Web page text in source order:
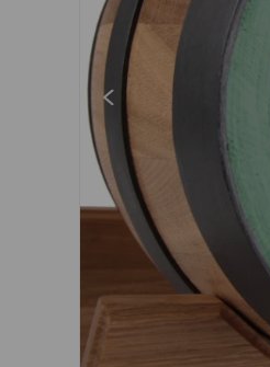
Boxerky
Ostatné